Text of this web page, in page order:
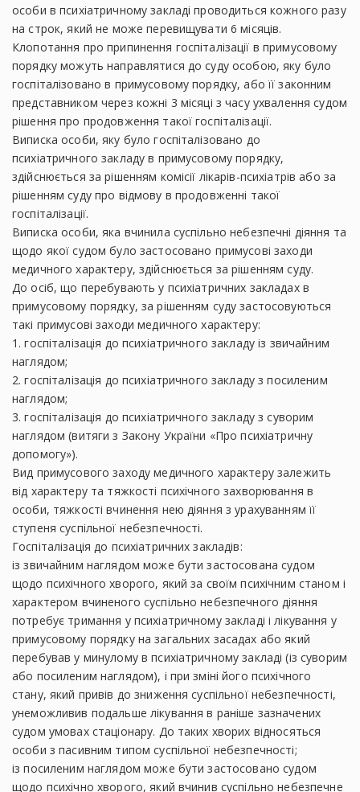
особи в психіатричному закладі проводиться кожного разу
на строк, який не може перевищувати 6 місяців.
Клопотання про припинення госпіталізації в примусовому
порядку можуть направлятися до суду особою, яку було
госпіталізовано в примусовому порядку, або її законним
представником через кожні 3 місяці з часу ухвалення судом
рішення про продовження такої госпіталізації.
Виписка особи, яку було госпіталізовано до
психіатричного закладу в примусовому порядку,
здійснюється за рішенням комісії лікарів-психіатрів або за
рішенням суду про відмову в продовженні такої
госпіталізації.
Виписка особи, яка вчинила суспільно небезпечні діяння та
щодо якої судом було застосовано примусові заходи
медичного характеру, здійснюється за рішенням суду.
До осіб, що перебувають у психіатричних закладах в
примусовому порядку, за рішенням суду застосовуються
такі примусові заходи медичного характеру:
1. госпіталізація до психіатричного закладу із звичайним
наглядом;
2. госпіталізація до психіатричного закладу з посиленим
наглядом;
3. госпіталізація до психіатричного закладу з суворим
наглядом (витяги з Закону України «Про психіатричну
допомогу»).
Вид примусового заходу медичного характеру залежить
від характеру та тяжкості психічного захворювання в
особи, тяжкості вчинення нею діяння з урахуванням її
ступеня суспільної небезпечності.
Госпіталізація до психіатричних закладів:
із звичайним наглядом може бути застосована судом
щодо психічного хворого, який за своїм психічним станом і
характером вчиненого суспільно небезпечного діяння
потребує тримання у психіатричному закладі і лікування у
примусовому порядку на загальних засадах або який
перебував у минулому в психіатричному закладі (із суворим
або посиленим наглядом), і при зміні його психічного
стану, який привів до зниження суспільної небезпечності,
унеможливив подальше лікування в раніше зазначених
судом умовах стаціонару. До таких хворих відносяться
особи з пасивним типом суспільної небезпечності;
із посиленим наглядом може бути застосовано судом
щодо психічно хворого, який вчинив суспільно небезпечне